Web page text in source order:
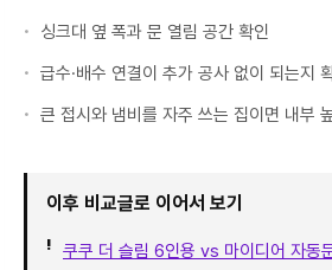
싱크대 옆 폭과 문 열림 공간 확인
급수·배수 연결이 추가 공사 없이 되는지
큰 접시와 냄비를 자주 쓰는 집이면 내부
이후 비교글로 이어서 보기
쿠쿠 더 슬림 6인용 vs 마이디어 자동